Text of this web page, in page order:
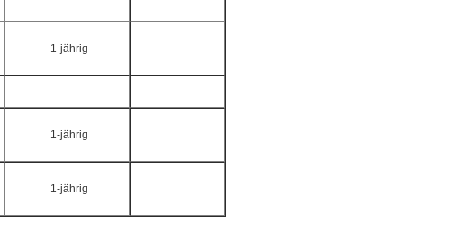
1-jährig
1-jährig
1-jährig